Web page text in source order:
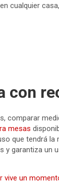
cualquier
con
comparar
mesas
que tendrá la
y garantiza un